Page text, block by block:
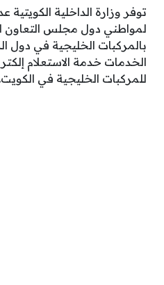
توفر وزارة الداخلية الكويتية
لمواطني دول مجلس التعاون
بالمركبات الخليجية في
الخدمات خدمة الاستعلام
للمركبات الخليجية في الكويت.